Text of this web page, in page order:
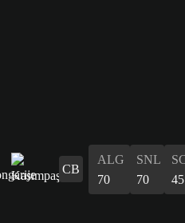
CB
ALG
70
SNL
70
45